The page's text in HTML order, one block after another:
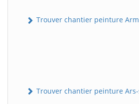
Trouver chantier peinture
Trouver chantier peinture